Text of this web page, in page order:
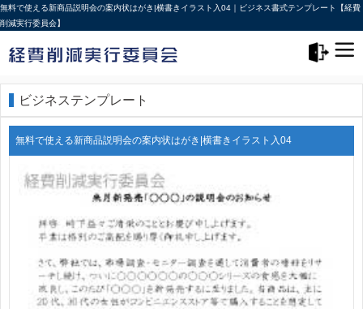
無料で使える新商品説明会の案内状はがき|横書きイラスト入04｜ビジネス書式テンプレート【経費
削減実行委員会】
ビジネステンプレート
無料で使える新商品説明会の案内状はがき|横書きイラスト入04